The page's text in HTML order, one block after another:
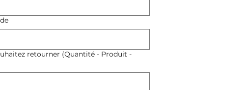
retourner (Quantité - Produit -